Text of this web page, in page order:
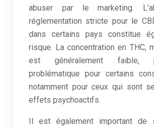
abuser par le marketing.
réglementation stricte pour le
dans certains pays constitue
risque. La concentration en THC,
est généralement faible,
problématique pour certains
notamment pour ceux qui sont
effets psychoactifs.
Il est également important de